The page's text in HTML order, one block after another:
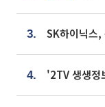
3.
4.